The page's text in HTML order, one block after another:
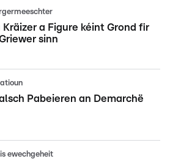
a Figure kéint Grond fir
sinn
Pabeieren an Demarchë
ewechgeheit